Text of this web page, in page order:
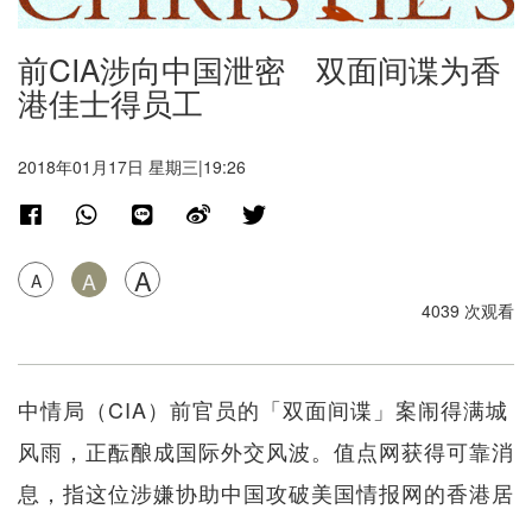
前CIA涉向中国泄密 双面间谍为香
港佳士得员工
2018年01月17日 星期三|19:26
A A A
4039 次观看
中情局（CIA）前官员的「双面间谍」案闹得满城
风雨，正酝酿成国际外交风波。值点网获得可靠消
息，指这位涉嫌协助中国攻破美国情报网的香港居